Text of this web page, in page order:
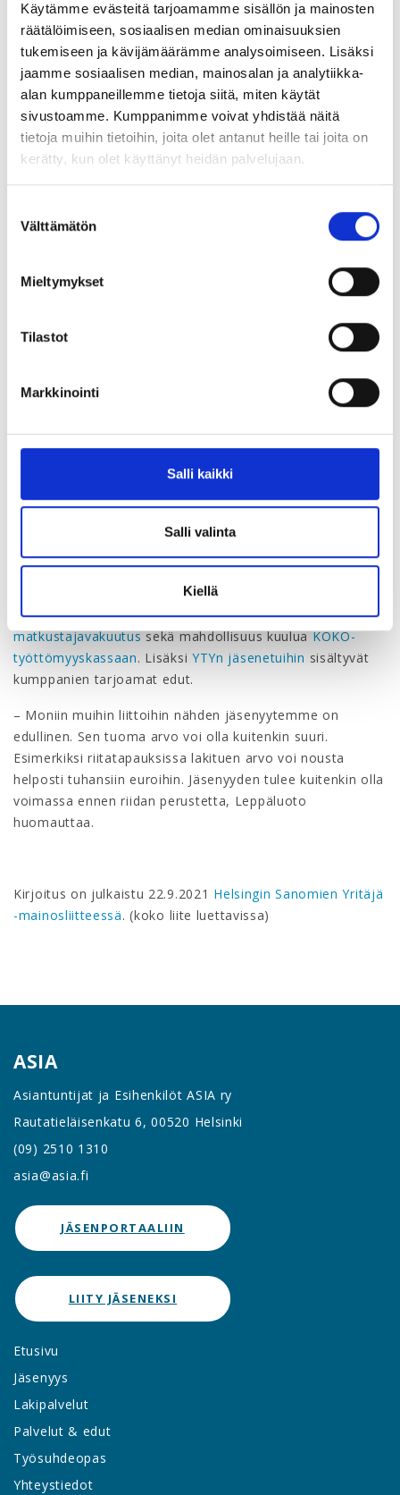
Käytämme evästeitä tarjoamamme sisällön ja mainosten
räätälöimiseen, sosiaalisen median ominaisuuksien
tukemiseen ja kävijämäärämme analysoimiseen. Lisäksi
jaamme sosiaalisen median, mainosalan ja analytiikka-
alan kumppaneillemme tietoja siitä, miten käytät
sivustoamme. Kumppanimme voivat yhdistää näitä
tietoja muihin tietoihin, joita olet antanut heille tai joita on
kerätty, kun olet käyttänyt heidän palvelujaan.
valinta
Välttämätön
Mieltymykset
Tilastot
Markkinointi
Salli kaikki
Salli valinta
Kiellä
tärkeää saada vahvistus sille, että he toimivat alaisiaan
kohtaan oikeudenmukaisesti, tasapuolisesti ja
kannustavasti. Meille tällaiset asiat ovat hyvin tuttuja,
joten pystymme auttamaan nopeasti, Leppäluoto
alleviivaa.
Esihenkilöt kysyvät apua myös yrityksen perustamiseen
liittyvissä asioissa sekä johtaja- ja
kilpailukieltosopimuksissa.
– Monesti avullemme on tarvetta myös omiin työehtoihin,
työhyvinvointiin ja työsuojeluun liittyvissä kysymyksissä.
kertoa omasta jäsenyydestään työpaikallaan. Voimme olla
Esihenkilö kokee usein jäävänsä
yksin työntekijöiden ja johdon
Vain noin parin kympin suuruisella kuukausimaksulla
edunvalvonnan, tukea arjen työhaasteisiin sekä
mahdollisuuden osallistua liiton järjestämiin koulutuksiin.
Jäsenyyteen sisältyyvapaa-ajan tapaturma- ja
matkustajavakuutussekä mahdollisuus kuuluaKOKO-
työttömyyskassaan. Lisäksi YTYn jäsenetuihin sisältyvät
kumppanien tarjoamat edut.
– Moniin muihin liittoihin nähden jäsenyytemme on
edullinen. Sen tuoma arvo voi olla kuitenkin suuri.
Esimerkiksi riitatapauksissa lakituen arvo voi nousta
helposti tuhansiin euroihin. Jäsenyyden tulee kuitenkin olla
voimassa ennen riidan perustetta, Leppäluoto
huomauttaa.
Kirjoitus on julkaistu 22.9.2021 Helsingin Sanomien Yritäjä
-mainosliitteessä. (koko liite luettavissa)
ASIA
Asiantuntijat ja Esihenkilöt ASIA ry
Rautatieläisenkatu 6, 00520 Helsinki
(09) 2510 1310
asia@asia.fi
JÄSENPORTAALIIN
LIITY JÄSENEKSI
Etusivu
Jäsenyys
Lakipalvelut
Palvelut & edut
Työsuhdeopas
Yhteystiedot